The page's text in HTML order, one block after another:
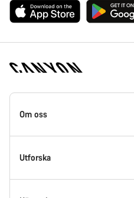
Canyon
hemsida
Om oss
Insidan av Canyon
Utforska